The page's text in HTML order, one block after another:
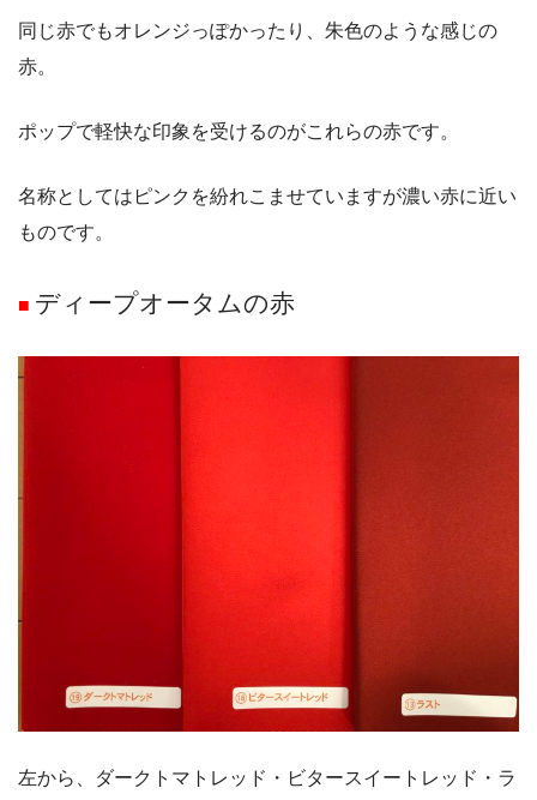
同じ赤でもオレンジっぽかったり、朱色のような感じの
赤。
ポップで軽快な印象を受けるのがこれらの赤です。
名称としてはピンクを紛れこませていますが濃い赤に近い
ものです。
■ ディープオータムの赤
左から、ダークトマトレッド・ビタースイートレッド・ラ